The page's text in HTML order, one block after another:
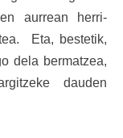
aurrean herri-
Eta, bestetik,
dela bermatzea,
dauden